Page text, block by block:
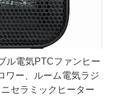
ル電気PTCファンヒー
ワー、ルーム電気ラジ
セラミックヒーター